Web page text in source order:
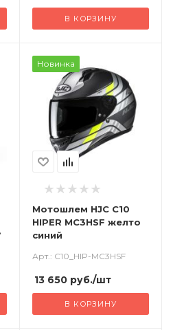
В КОРЗИНУ
Новинка
Мотошлем HJC C10
HIPER MC3HSF желто
синий
Арт.: C10_HIP-MC3HSF
13 650руб./шт
В КОРЗИНУ